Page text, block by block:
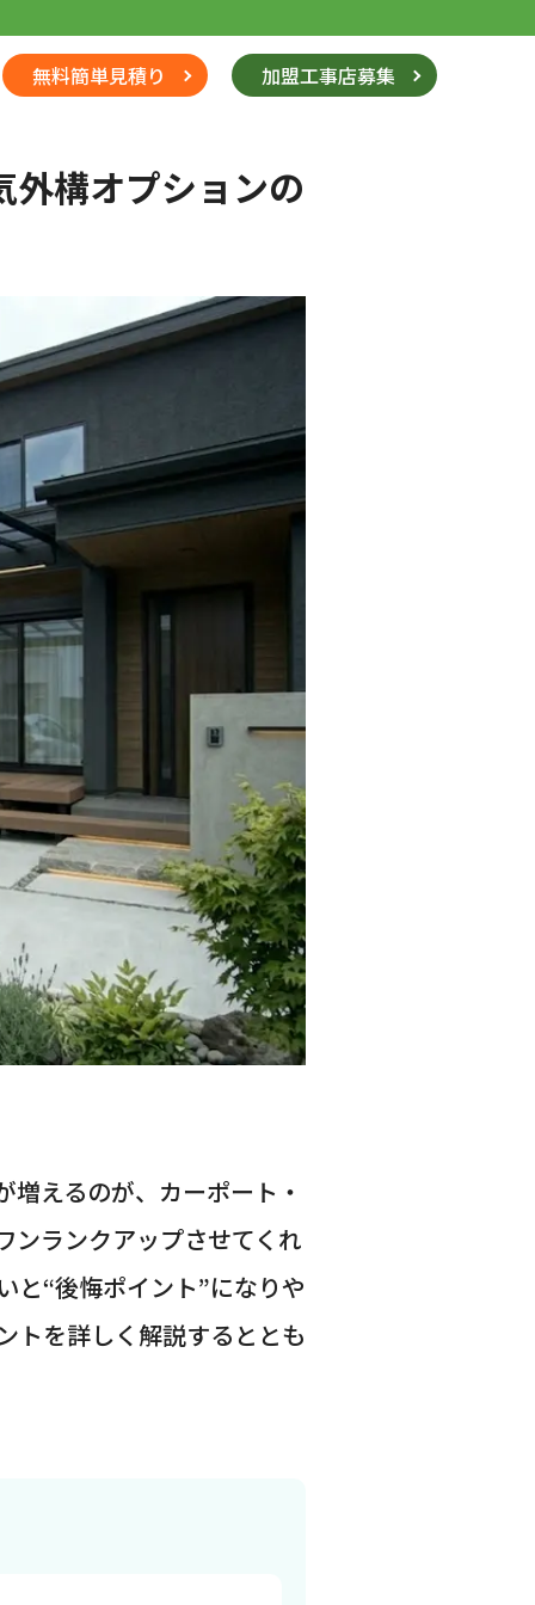
無料簡単見積り 加盟工事店募集
構オプションの
えるのが、カーポート・
ンランクアップさせてくれ
と“後悔ポイント”になりや
トを詳しく解説するととも